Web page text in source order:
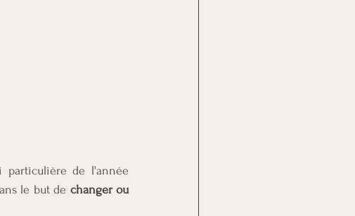
particulière de l'année
le but de changer ou